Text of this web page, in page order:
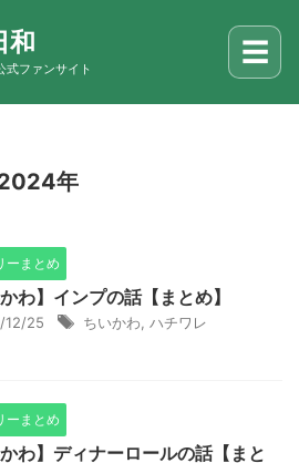
和
式ファンサイト ☰
年
ーまとめ
かわ】インプの話【まとめ】
12/25 ちいかわ ハチワレ
ーまとめ
かわ】ディナーロールの話【まと